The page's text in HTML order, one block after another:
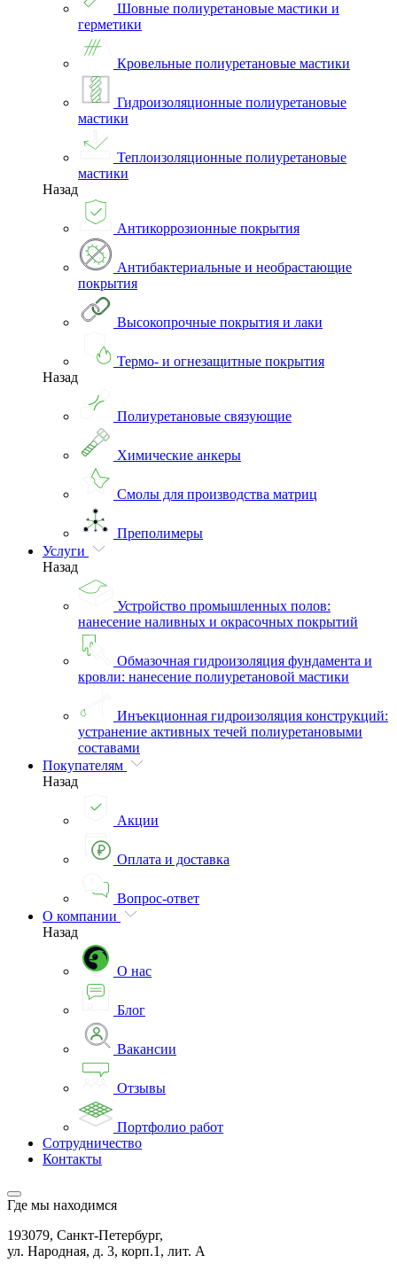
Шовные полиуретановые мастики и
герметики
Кровельные полиуретановые мастики
Гидроизоляционные полиуретановые
мастики
Теплоизоляционные полиуретановые
мастики
Назад
Антикоррозионные покрытия
Антибактериальные и необрастающие
покрытия
Высокопрочные покрытия и лаки
Термо- и огнезащитные покрытия
Назад
Полиуретановые связующие
Химические анкеры
Смолы для производства матриц
Преполимеры
Услуги
Назад
Устройство промышленных полов:
нанесение наливных и окрасочных покрытий
Обмазочная гидроизоляция фундамента и
кровли: нанесение полиуретановой мастики
Инъекционная гидроизоляция конструкций:
устранение активных течей полиуретановыми
составами
Покупателям
Назад
Акции
Оплата и доставка
Вопрос-ответ
О компании
Назад
О нас
Блог
Вакансии
Отзывы
Портфолио работ
Сотрудничество
Контакты
Где мы находимся
193079, Санкт-Петербург,
ул. Народная, д. 3, корп.1, лит. А